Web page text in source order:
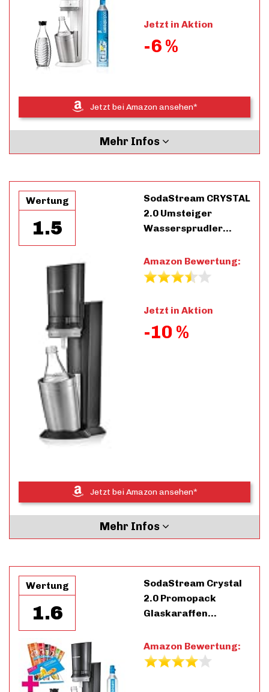
Jetzt in Aktion
-6 %
Jetzt bei Amazon ansehen*
Mehr Infos
Wertung
1.5
SodaStream CRYSTAL
2.0 Umsteiger
Wassersprudler…
Amazon Bewertung:
Jetzt in Aktion
-10 %
Jetzt bei Amazon ansehen*
Mehr Infos
Wertung
1.6
SodaStream Crystal
2.0 Promopack
Glaskaraffen…
Amazon Bewertung: